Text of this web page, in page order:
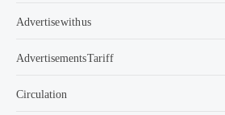
Advertise with us
Advertisements Tariff
Circulation